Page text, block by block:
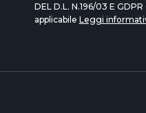
DEL D.L. N.196/03 E
applicabile Leggi